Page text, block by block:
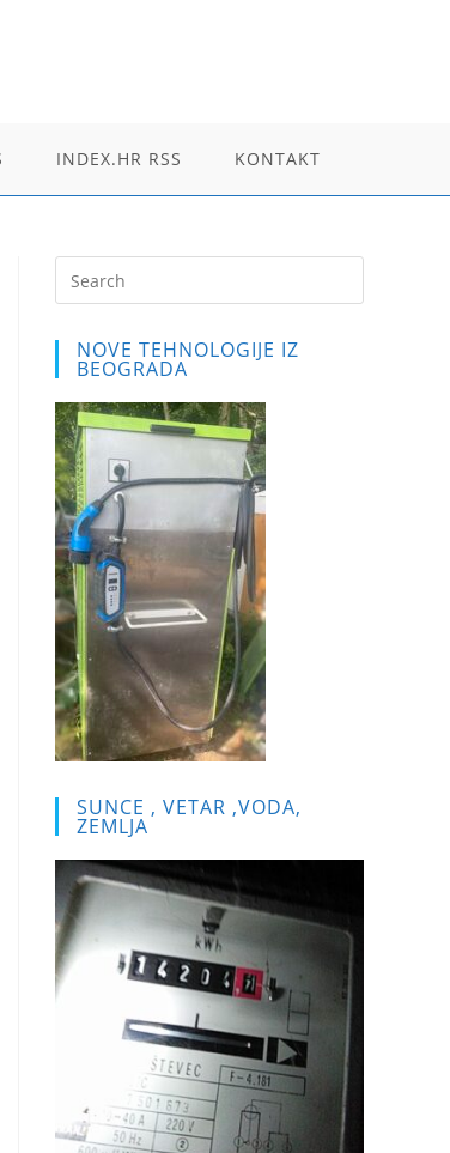
INDEX.HR RSS KONTAKT
Escape
NOVE TEHNOLOGIJE IZ
BEOGRADA
SUNCE , VETAR ,VODA,
ZEMLJA